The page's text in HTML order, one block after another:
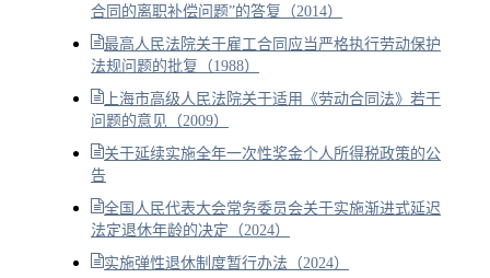
合同的离职补偿问题”的答复（2014）
最高人民法院关于雇工合同应当严格执行劳动保护
法规问题的批复（1988）
上海市高级人民法院关于适用《劳动合同法》若干
问题的意见（2009）
关于延续实施全年一次性奖金个人所得税政策的公
告
全国人民代表大会常务委员会关于实施渐进式延迟
法定退休年龄的决定（2024）
实施弹性退休制度暂行办法（2024）